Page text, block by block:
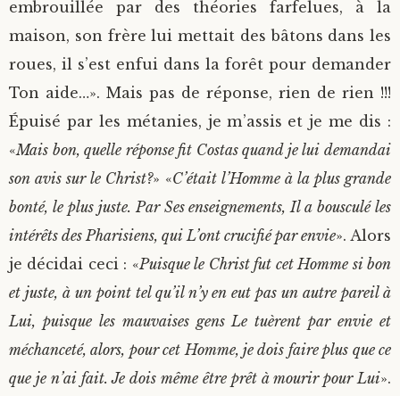
embrouillée par des théories farfelues, à la
maison, son frère lui mettait des bâtons dans les
roues, il s’est enfui dans la forêt pour demander
Ton aide…». Mais pas de réponse, rien de rien !!!
Épuisé par les métanies, je m’assis et je me dis :
«Mais bon, quelle réponse fit Costas quand je lui demandai
son avis sur le Christ?» «C’était l’Homme à la plus grande
bonté, le plus juste. Par Ses enseignements, Il a bousculé les
intérêts des Pharisiens, qui L’ont crucifié par envie». Alors
je décidai ceci : «Puisque le Christ fut cet Homme si bon
et juste, à un point tel qu’il n’y en eut pas un autre pareil à
Lui, puisque les mauvaises gens Le tuèrent par envie et
méchanceté, alors, pour cet Homme, je dois faire plus que ce
que je n’ai fait. Je dois même être prêt à mourir pour Lui».